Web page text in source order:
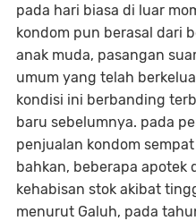
pada hari biasa di luar
kondom pun berasal dari
anak muda, pasangan
umum yang telah
kondisi ini berbanding
baru sebelumnya. pada
penjualan kondom
bahkan, beberapa apotek
kehabisan stok akibat
menurut Galuh, pada